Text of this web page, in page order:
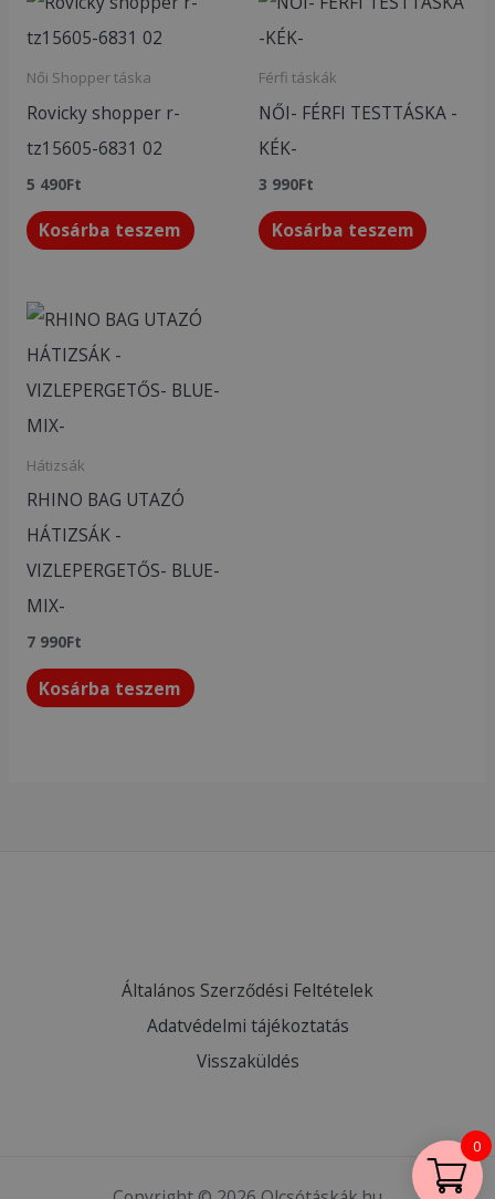
Női Shopper táska
Rovicky shopper r-
tz15605-6831 02
5 490Ft
Kosárba teszem
Férfi táskák
NŐI- FÉRFI TESTTÁSKA -
KÉK-
3 990Ft
Kosárba teszem
Hátizsák
RHINO BAG UTAZÓ
HÁTIZSÁK -
VIZLEPERGETŐS- BLUE-
MIX-
7 990Ft
Kosárba teszem
Általános Szerződési Feltételek
Adatvédelmi tájékoztatás
Visszaküldés
0